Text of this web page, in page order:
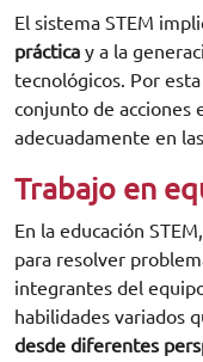
El sistema STEM
práctica y a la
tecnológicos. Por
conjunto de acciones
adecuadamente en
Trabajo en
En la educación
para resolver
integrantes del
habilidades variados
desde diferentes